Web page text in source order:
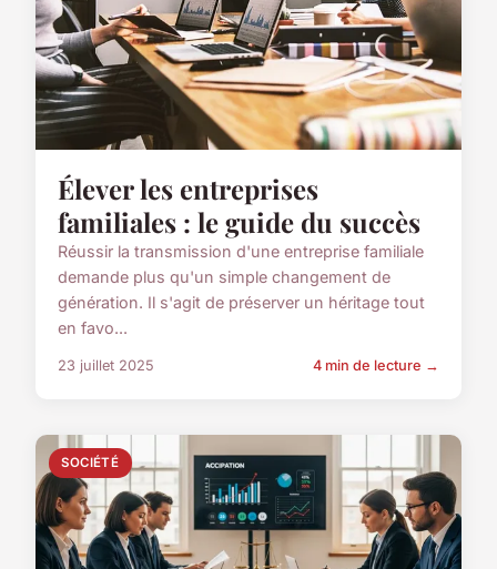
Élever les entreprises
familiales : le guide du succès
Réussir la transmission d'une entreprise familiale
demande plus qu'un simple changement de
génération. Il s'agit de préserver un héritage tout
en favo...
23 juillet 2025 4 min de lecture →
SOCIÉTÉ